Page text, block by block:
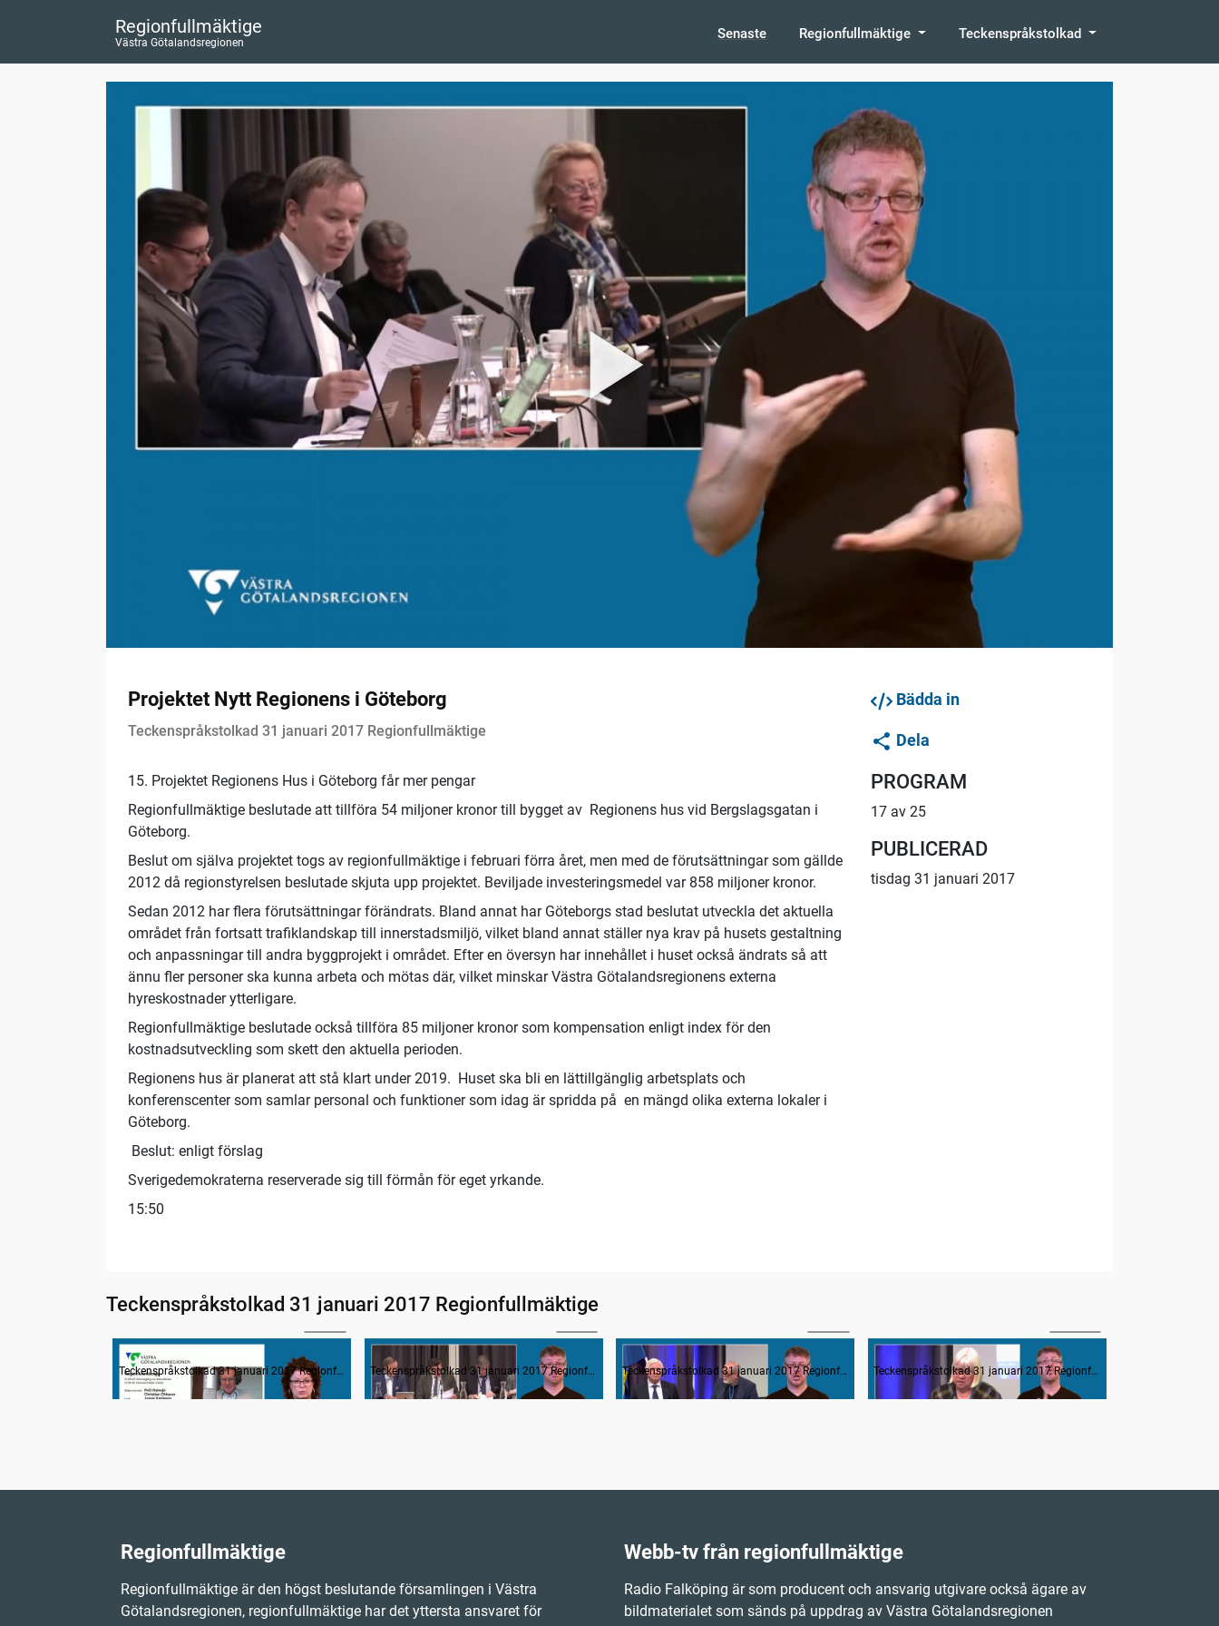
Regionfullmäktige
Västra Götalandsregionen
Senaste Regionfullmäktige Teckenspråkstolkad
Projektet Nytt Regionens i Göteborg
Teckenspråkstolkad 31 januari 2017 Regionfullmäktige
15. Projektet Regionens Hus i Göteborg får mer pengar
Regionfullmäktige beslutade att tillföra 54 miljoner kronor till bygget av Regionens hus vid Bergslagsgatan i
Göteborg.
Beslut om själva projektet togs av regionfullmäktige i februari förra året, men med de förutsättningar som gällde
2012 då regionstyrelsen beslutade skjuta upp projektet. Beviljade investeringsmedel var 858 miljoner kronor.
Sedan 2012 har flera förutsättningar förändrats. Bland annat har Göteborgs stad beslutat utveckla det aktuella
området från fortsatt trafiklandskap till innerstadsmiljö, vilket bland annat ställer nya krav på husets gestaltning
och anpassningar till andra byggprojekt i området. Efter en översyn har innehållet i huset också ändrats så att
ännu fler personer ska kunna arbeta och mötas där, vilket minskar Västra Götalandsregionens externa
hyreskostnader ytterligare.
Regionfullmäktige beslutade också tillföra 85 miljoner kronor som kompensation enligt index för den
kostnadsutveckling som skett den aktuella perioden.
Regionens hus är planerat att stå klart under 2019. Huset ska bli en lättillgänglig arbetsplats och
konferenscenter som samlar personal och funktioner som idag är spridda på en mängd olika externa lokaler i
Göteborg.
Beslut: enligt förslag
Sverigedemokraterna reserverade sig till förmån för eget yrkande.
15:50
Bädda in
Dela
PROGRAM
17 av 25
PUBLICERAD
tisdag 31 januari 2017
Teckenspråkstolkad 31 januari 2017 Regionfullmäktige
Information om dagens ärenden
Teckenspråkstolkad 31 januari 2017 Regionfullmäktige Teckenspråkstolkad 31 januari 2017 Regionfullmäktige
Frågestund
Teckenspråkstolkad 31 januari 2017 Regionfullmäktige Teckenspråkstolkad 31 januari 2017 Regionfullmäktige
Regionfullmäktige
Regionfullmäktige är den högst beslutande församlingen i Västra
Götalandsregionen, regionfullmäktige har det yttersta ansvaret för
Webb-tv från regionfullmäktige
Radio Falköping är som producent och ansvarig utgivare också ägare av
bildmaterialet som sänds på uppdrag av Västra Götalandsregionen